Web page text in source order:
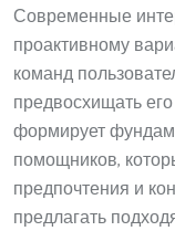
Современные
проактивному
команд
предвосхищать
формирует
помощников,
предпочтения и
предлагать